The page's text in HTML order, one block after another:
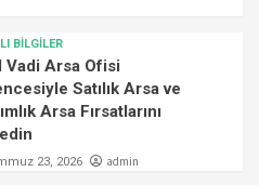
BİLGİLER
Vadi Arsa Ofisi
Satılık Arsa ve
Arsa Fırsatlarını
23, 2026 admin